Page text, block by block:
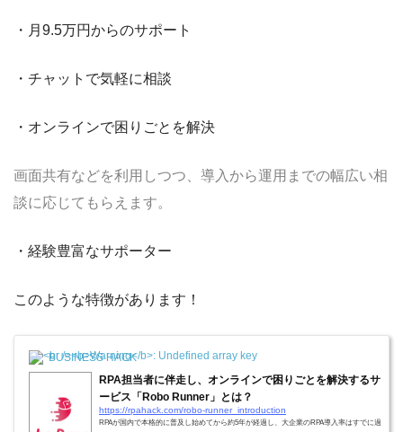
・月9.5万円からのサポート
・チャットで気軽に相談
・オンラインで困りごとを解決
画面共有などを利用しつつ、導入から運用までの幅広い相
談に応じてもらえます。
・経験豊富なサポーター
このような特徴があります！
BUSINESS HACK
RPA担当者に伴走し、オンラインで困りごとを解決するサ
ービス「Robo Runner」とは？
https://rpahack.com/robo-runner_introduction
RPAが国内で本格的に普及し始めてから約5年が経過し、大企業のRPA導入率はすでに過